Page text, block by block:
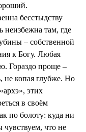
бесстыдству
неизбежна там, где
– собственной
к Богу. Любая
Гораздо проще –
не копая глубже. Но
этих
в своём
по болоту: куда ни
чувствуем, что не